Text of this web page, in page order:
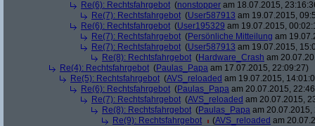
Re(6): Rechtsfahrgebot (nonstopper am 18.07.2015,
Re(7): Rechtsfahrgebot (User587913 am 19.07.2015,
Re(6): Rechtsfahrgebot (User195329 am 19.07.2015,
Re(7): Rechtsfahrgebot (Persönliche Mitteilung am
Re(7): Rechtsfahrgebot (User587913 am 19.07.2015,
Re(8): Rechtsfahrgebot (Hardware_Crash am
Re(4): Rechtsfahrgebot (Paulas_Papa am 17.07.2015, 22:09:27)
Re(5): Rechtsfahrgebot (AVS_reloaded am 19.07.2015,
Re(6): Rechtsfahrgebot (Paulas_Papa am 20.07.2015,
Re(7): Rechtsfahrgebot (AVS_reloaded am 20.07.2015,
Re(8): Rechtsfahrgebot (Paulas_Papa am 20.07.2015,
Re(9): Rechtsfahrgebot
(AVS_reloaded am